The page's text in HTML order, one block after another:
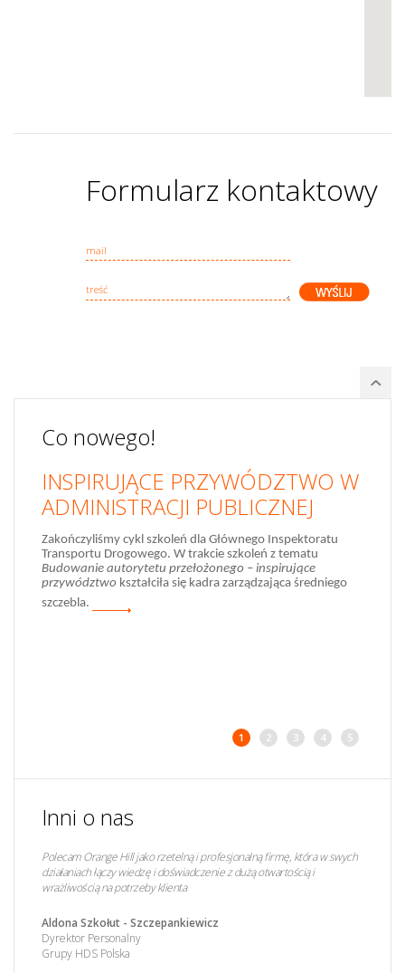
Formularz kontaktowy
Co nowego!
INSPIRUJĄCE PRZYWÓDZTWO W
ADMINISTRACJI PUBLICZNEJ
Zakończyliśmy cykl szkoleń dla Głównego Inspektoratu
Transportu Drogowego. W trakcie szkoleń z tematu
Budowanie autorytetu przełożonego – inspirujące
przywództwo kształciła się kadra zarządzająca średniego
szczebla.
ORANGE HILL finalistą konkursu Bizneswoman Roku 2013 w
kategorii Moja Firma! Zostaliśmy nagrodzeni za pomysł,
innowacyjność, wizję i perspektywy rozwoju.
13 czerwca 2013 w Warszawie, na zaproszenie serwisu
publiczni.pl, Tomasz Dąbrowski - nasz ekspert inspirował i
1 2 3 4 5
Inni o nas
Polecam Orange Hill jako rzetelną i profesjonalną firmę, która w swych
działaniach łączy wiedzę i doświadczenie z dużą otwartością i
wrażliwością na potrzeby klienta
Aldona Szkołut - Szczepankiewicz
Dyrektor Personalny
Grupy HDS Polska